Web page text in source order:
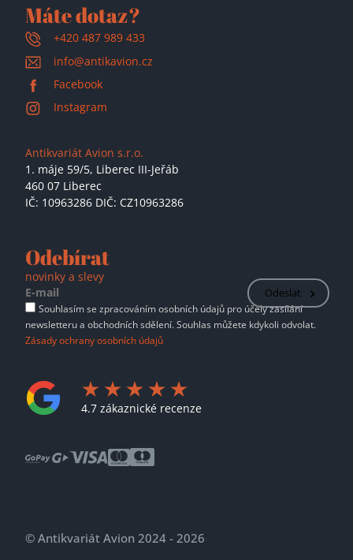
Máte dotaz?
+420 487 989 433
info@antikavion.cz
Facebook
Instagram
Antikvariát Avion s.r.o.
1. máje 59/5, Liberec III-Jeřáb
460 07 Liberec
IČ: 10963286 DIČ: CZ10963286
Odebírat
novinky a slevy
Odeslat
Souhlasím se zpracováním osobních údajů pro účely zasílání
newsletteru a obchodních sdělení. Souhlas můžete kdykoli odvolat.
Zásady ochrany osobních údajů
4.7 zákaznické recenze
© Antikvariát Avion 2024 - 2026